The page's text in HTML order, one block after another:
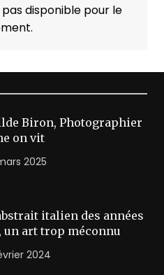
disponible pour le
Biron, Photographier
on vit
2025
italien des années
un art trop méconnu
2024